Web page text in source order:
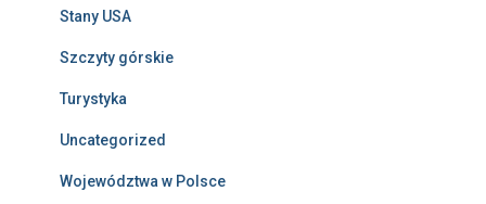
Stany USA
Szczyty górskie
Turystyka
Uncategorized
Województwa w Polsce